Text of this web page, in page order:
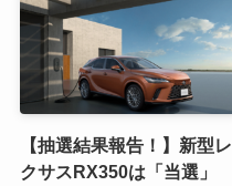
【抽選結果報告！】新型レ
クサスRX350は「当選」